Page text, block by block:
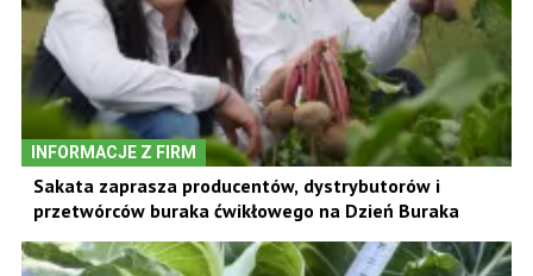
INFORMACJE Z FIRM
Sakata zaprasza producentów, dystrybutorów i
przetwórców buraka ćwikłowego na Dzień Buraka